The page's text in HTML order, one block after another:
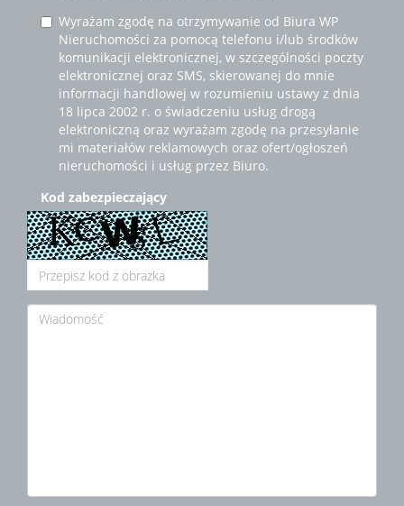
Wyrażam zgodę na otrzymywanie od Biura WP
Nieruchomości za pomocą telefonu i/lub środków
komunikacji elektronicznej, w szczególności poczty
elektronicznej oraz SMS, skierowanej do mnie
informacji handlowej w rozumieniu ustawy z dnia
18 lipca 2002 r. o świadczeniu usług drogą
elektroniczną oraz wyrażam zgodę na przesyłanie
mi materiałów reklamowych oraz ofert/ogłoszeń
nieruchomości i usług przez Biuro.
Kod zabezpieczający